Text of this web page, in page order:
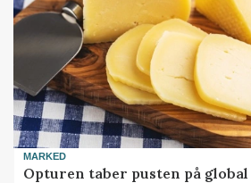
MARKED
Opturen taber pusten på